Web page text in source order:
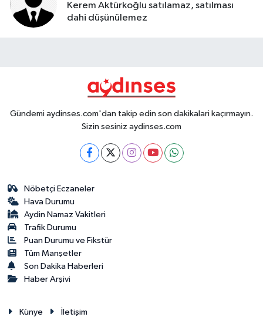
Kerem Aktürkoğlu satılamaz, satılması
dahi düşünülemez
Gündemi aydinses.com'dan takip edin son dakikalari kaçırmayın.
Sizin sesiniz aydinses.com
Nöbetçi Eczaneler
Hava Durumu
Aydin Namaz Vakitleri
Trafik Durumu
Puan Durumu ve Fikstür
Tüm Manşetler
Son Dakika Haberleri
Haber Arşivi
Künye İletişim